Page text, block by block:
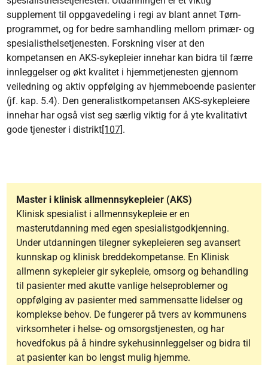
supplement til oppgavedeling i regi av blant annet Tørn-
programmet, og for bedre samhandling mellom primær- og
spesialisthelsetjenesten. Forskning viser at den
kompetansen en AKS-sykepleier innehar kan bidra til færre
innleggelser og økt kvalitet i hjemmetjenesten gjennom
veiledning og aktiv oppfølging av hjemmeboende pasienter
(jf. kap. 5.4). Den generalistkompetansen AKS-sykepleiere
innehar har også vist seg særlig viktig for å yte kvalitativt
gode tjenester i distrikt[107].
Master i klinisk allmennsykepleier (AKS)
Klinisk spesialist i allmennsykepleie er en
masterutdanning med egen spesialistgodkjenning.
Under utdanningen tilegner sykepleieren seg avansert
kunnskap og klinisk breddekompetanse. En Klinisk
allmenn sykepleier gir sykepleie, omsorg og behandling
til pasienter med akutte vanlige helseproblemer og
oppfølging av pasienter med sammensatte lidelser og
komplekse behov. De fungerer på tvers av kommunens
virksomheter i helse- og omsorgstjenesten, og har
hovedfokus på å hindre sykehusinnleggelser og bidra til
at pasienter kan bo lengst mulig hjemme.